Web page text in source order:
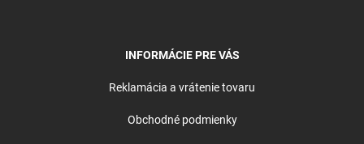
INFORMÁCIE PRE VÁS
Reklamácia a vrátenie tovaru
Obchodné podmienky